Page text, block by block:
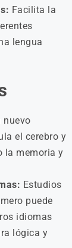
Facilita la
lengua
nuevo
el cerebro y
la memoria y
Estudios
puede
idiomas
lógica y